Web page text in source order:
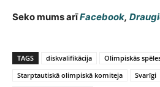
Seko mums arīFacebook,
TAGS diskvalifikācija Olimpiskās
Starptautiskā olimpiskā komiteja
Svarīgi